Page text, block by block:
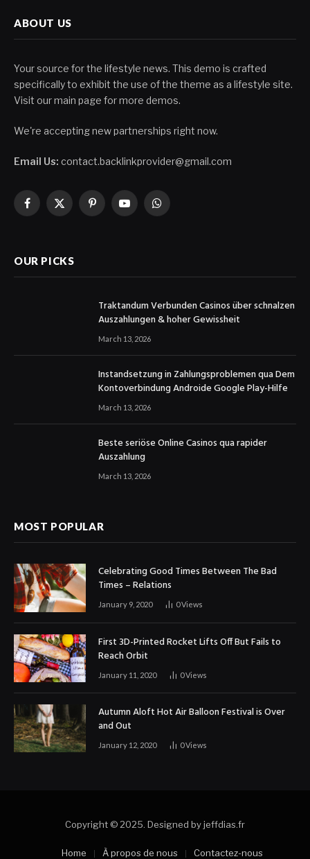
ABOUT US
Your source for the lifestyle news. This demo is crafted
specifically to exhibit the use of the theme as a lifestyle site.
Visit our main page for more demos.
We're accepting new partnerships right now.
Email Us: contact.backlinkprovider@gmail.com
Facebook
X
PinterestYouTubeWhatsApp
OUR PICKS
Traktandum Verbunden Casinos über schnalzen
Auszahlungen & hoher Gewissheit
March 13, 2026
Instandsetzung in Zahlungsproblemen qua Dem
Kontoverbindung Androide Google Play-Hilfe
March 13, 2026
Beste seriöse Online Casinos qua rapider
Auszahlung
March 13, 2026
MOST POPULAR
Celebrating Good Times Between The Bad
Times – Relations
January 9, 2020 0Views
First 3D-Printed Rocket Lifts Off But Fails to
Reach Orbit
January 11, 2020 0Views
Autumn Aloft Hot Air Balloon Festival is Over
and Out
January 12, 2020 0Views
Copyright © 2025. Designed by jeffdias.fr
Home À propos de nous Contactez-nous